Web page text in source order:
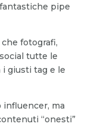
pipe
fotografi,
tutte le
giusti tag e le
influencer, ma
“onesti”